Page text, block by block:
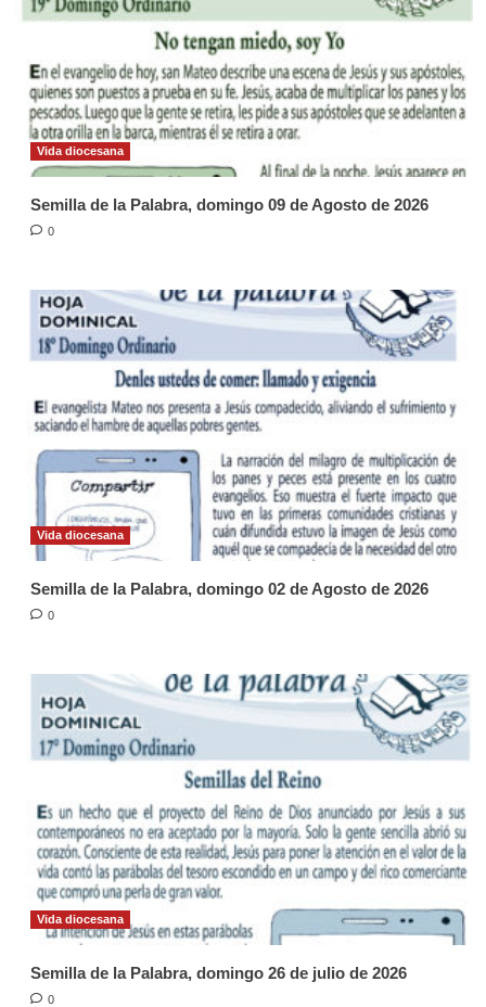
Vida diocesana
Semilla de la Palabra, domingo 09 de Agosto de 2026
0
Vida diocesana
Semilla de la Palabra, domingo 02 de Agosto de 2026
0
Vida diocesana
Semilla de la Palabra, domingo 26 de julio de 2026
0